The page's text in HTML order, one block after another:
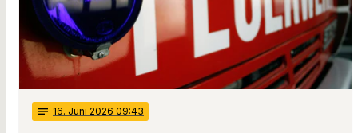
notes 16. Juni 2026 09:43